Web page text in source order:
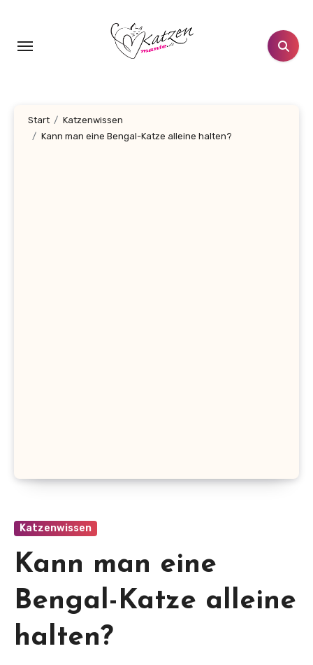
springen
Start
Katzenwissen
Kann man eine Bengal-Katze alleine halten?
Katzenwissen
Kann man eine
Bengal-Katze alleine
halten?